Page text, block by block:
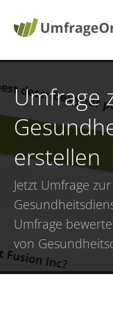
Umfrage
erstellen
Jetzt Umfrage
Umfrage
von